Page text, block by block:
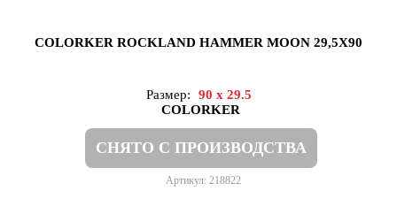
COLORKER ROCKLAND HAMMER MOON 29,5X90
Размер:
90 x 29.5
COLORKER
СНЯТО С ПРОИЗВОДСТВА
Артикул: 218822